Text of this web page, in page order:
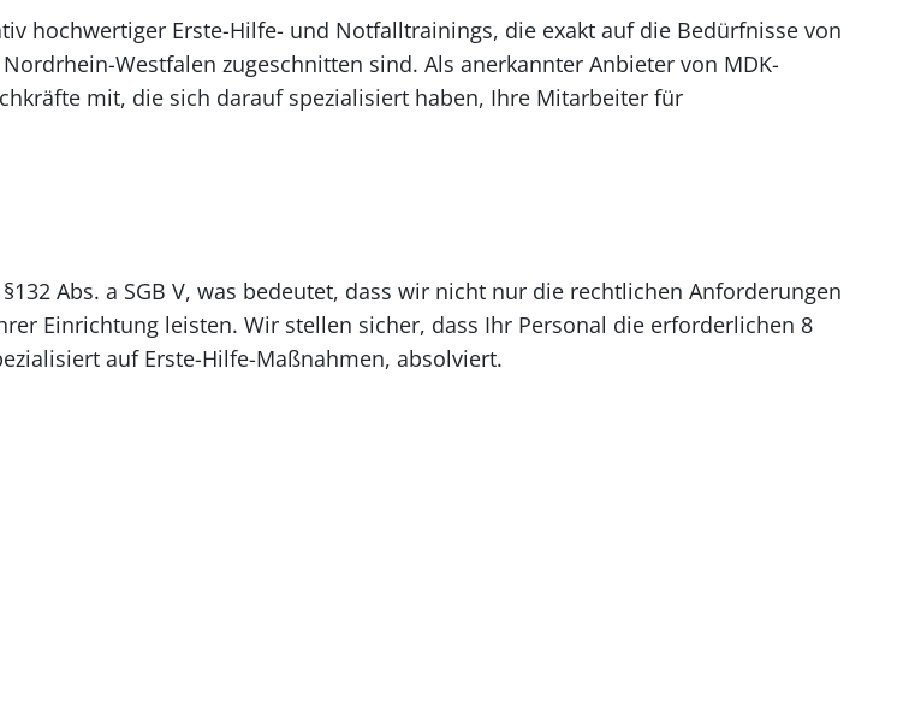
hochwertiger Erste-Hilfe- und Notfalltrainings, die exakt auf die Bedürfnisse von
Westfalen zugeschnitten sind. Als anerkannter Anbieter von MDK-
mit, die sich darauf spezialisiert haben, Ihre Mitarbeiter für
Abs. a SGB V, was bedeutet, dass wir nicht nur die rechtlichen Anforderungen
Einrichtung leisten. Wir stellen sicher, dass Ihr Personal die erforderlichen 8
auf Erste-Hilfe-Maßnahmen, absolviert.